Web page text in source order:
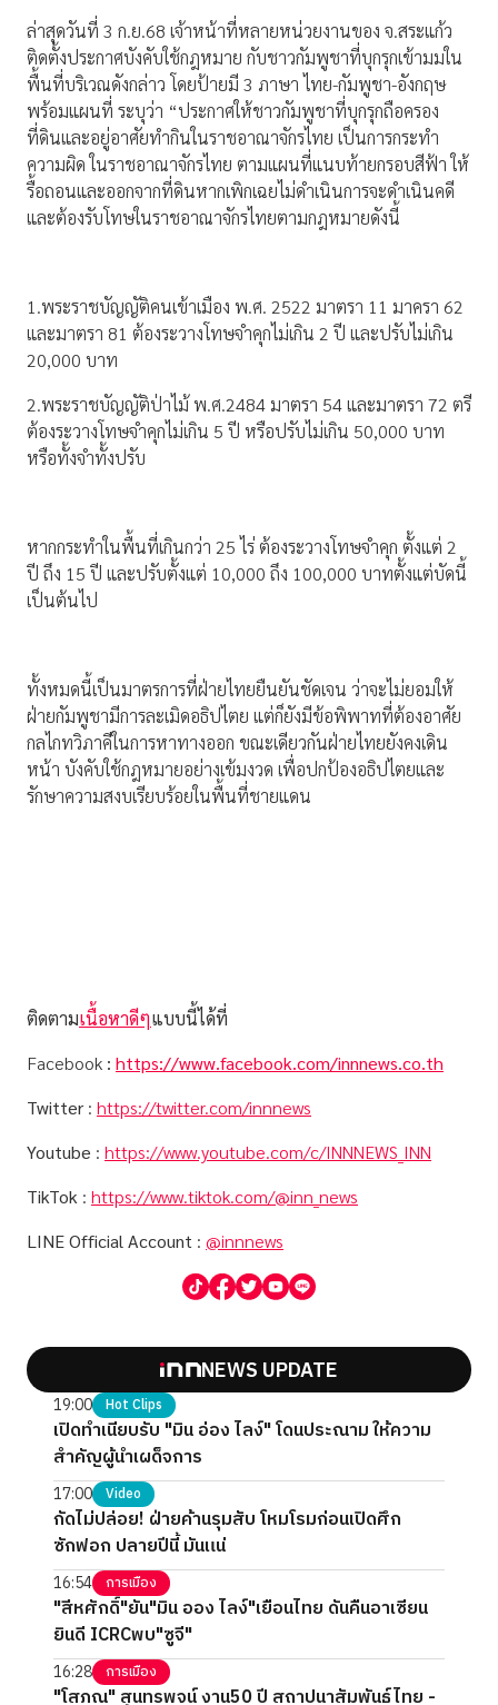
ล่าสุดวันที่ 3 ก.ย.68 เจ้าหน้าที่หลายหน่วยงานของ จ.สระแก้ว
ติดตั้งประกาศบังคับใช้กฎหมาย กับชาวกัมพูชาที่บุกรุกเข้ามมใน
พื้นที่บริเวณดังกล่าว โดยป้ายมี 3 ภาษา ไทย-กัมพูชา-อังกฤษ
พร้อมแผนที่ ระบุว่า “ประกาศให้ชาวกัมพูชาที่บุกรุกถือครอง
ที่ดินและอยู่อาศัยทำกินในราชอาณาจักรไทย เป็นการกระทำ
ความผิด ในราชอาณาจักรไทย ตามแผนที่แนบท้ายกรอบสีฟ้า ให้
รื้อถอนและออกจากที่ดินหากเพิกเฉยไม่ดำเนินการจะดำเนินคดี
และต้องรับโทษในราชอาณาจักรไทยตามกฎหมายดังนี้
1.พระราชบัญญัติคนเข้าเมือง พ.ศ. 2522 มาตรา 11 มาครา 62
และมาตรา 81 ต้องระวางโทษจำคุกไม่เกิน 2 ปี และปรับไม่เกิน
20,000 บาท
2.พระราชบัญญัติป่าไม้ พ.ศ.2484 มาตรา 54 และมาตรา 72 ตรี
ต้องระวางโทษจำคุกไม่เกิน 5 ปี หรือปรับไม่เกิน 50,000 บาท
หรือทั้งจำทั้งปรับ
หากกระทำในพื้นที่เกินกว่า 25 ไร่ ต้องระวางโทษจำคุก ตั้งแต่ 2
ปี ถึง 15 ปี และปรับตั้งแต่ 10,000 ถึง 100,000 บาทตั้งแต่บัดนี้
เป็นต้นไป
ทั้งหมดนี้เป็นมาตรการที่ฝ่ายไทยยืนยันชัดเจน ว่าจะไม่ยอมให้
ฝ่ายกัมพูชามีการละเมิดอธิปไตย แต่ก็ยังมีข้อพิพาทที่ต้องอาศัย
กลไกทวิภาคีในการหาทางออก ขณะเดียวกันฝ่ายไทยยังคงเดิน
หน้า บังคับใช้กฎหมายอย่างเข้มงวด เพื่อปกป้องอธิปไตยและ
รักษาความสงบเรียบร้อยในพื้นที่ชายแดน
ติดตามเนื้อหาดีๆแบบนี้ได้ที่
Facebook : https://www.facebook.com/innnews.co.th
Twitter : https://twitter.com/innnews
Youtube : https://www.youtube.com/c/INNNEWS_INN
TikTok : https://www.tiktok.com/@inn_news
LINE Official Account : @innnews
NEWS UPDATE
19:00 Hot Clips
เปิดทำเนียบรับ "มิน อ่อง ไลง์" โดนประณาม ให้ความ
สำคัญผู้นำเผด็จการ
17:00 Video
กัดไม่ปล่อย! ฝ่ายค้านรุมสับ โหมโรมก่อนเปิดศึก
ซักฟอก ปลายปีนี้ มันแน่
16:54 การเมือง
"สีหศักดิ์"ยัน"มิน ออง ไลง์"เยือนไทย ดันคืนอาเซียน
ยินดี ICRCพบ"ซูจี"
16:28 การเมือง
"โสภณ" สุนทรพจน์ งาน50 ปี สถาปนาสัมพันธ์ไทย -